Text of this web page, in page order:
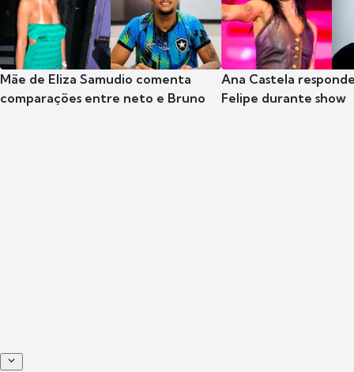
Mãe de Eliza Samudio comenta
comparações entre neto e Bruno
Ana Castela
Felipe durante show